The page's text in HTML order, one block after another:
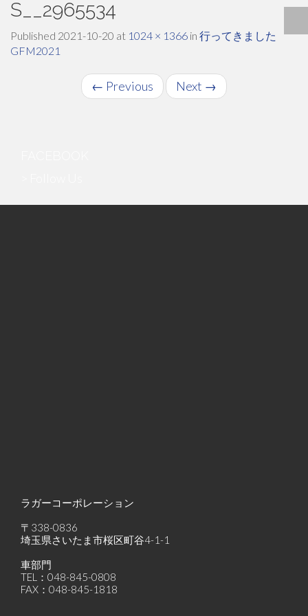
S__2965534
Published 2021-10-20 at 1024 × 1366 in 行ってきました
GFM2021
← Previous Next →
ラガーコーポレーション
〒338-0836
埼玉県さいたま市桜区町谷4-1-1
車部門
TEL：048-845-0808
FAX：048-845-1818